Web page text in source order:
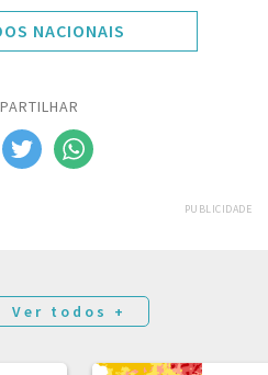
NACIONAIS
PUBLICIDADE
Ver todos +